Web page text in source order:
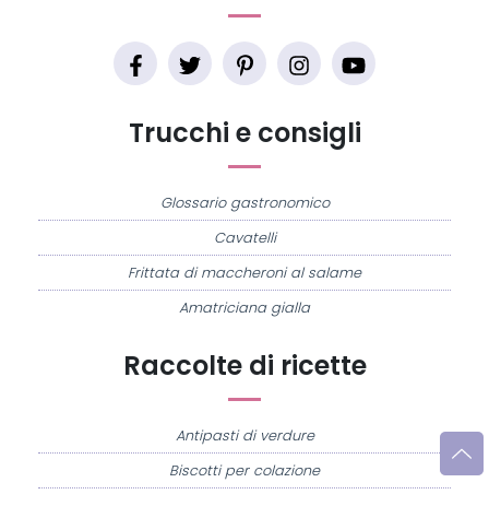
Raccolte di ricette
Antipasti di verdure
Biscotti per colazione
Trucchi e consigli
Glossario gastronomico
Cavatelli
Frittata di maccheroni al salame
Amatriciana gialla